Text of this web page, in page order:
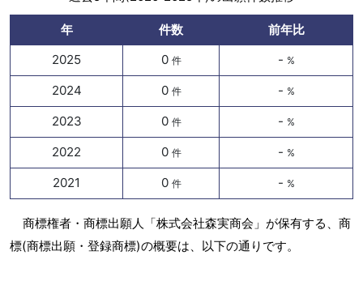
年 件数
前年比
2025
0 件 - %
2024 0 件 - %
2023 0 件 - %
2022 0 件 - %
2021 0 件 - %
商標権者・商標出願人「株式会社森実商会」が保有する、商
標(商標出願・登録商標)の概要は、以下の通りです。